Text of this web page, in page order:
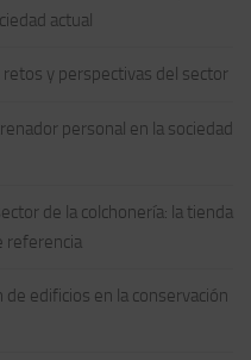
actual
y perspectivas del sector
personal en la sociedad
de la colchonería: la tienda
referencia
edificios en la conservación